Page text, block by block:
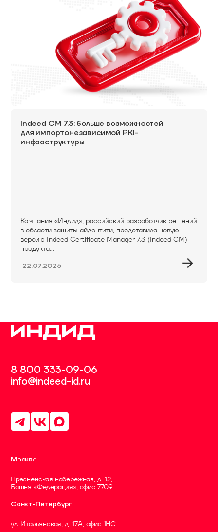
Indeed CM 7.3: больше возможностей
для импортонезависимой PKI-
инфраструктуры
Компания «Индид», российский разработчик решений
в области защиты айдентити, представила новую
версию Indeed Certificate Manager 7.3 (Indeed CM) —
продукта...
22.07.2026
8 800 333-09-06
info@indeed-id.ru
Москва
Пресненская набережная, д. 12,
Башня «Федерация», офис 7709
Санкт-Петербург
ул. Итальянская, д. 17А, офис 1НC